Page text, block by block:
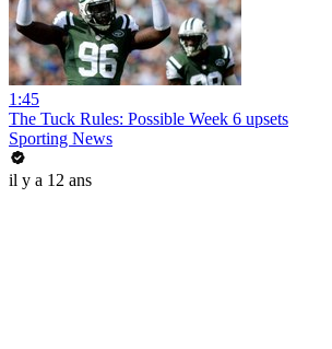
1:45
The Tuck Rules: Possible Week 6 upsets
Sporting News
il y a 12 ans